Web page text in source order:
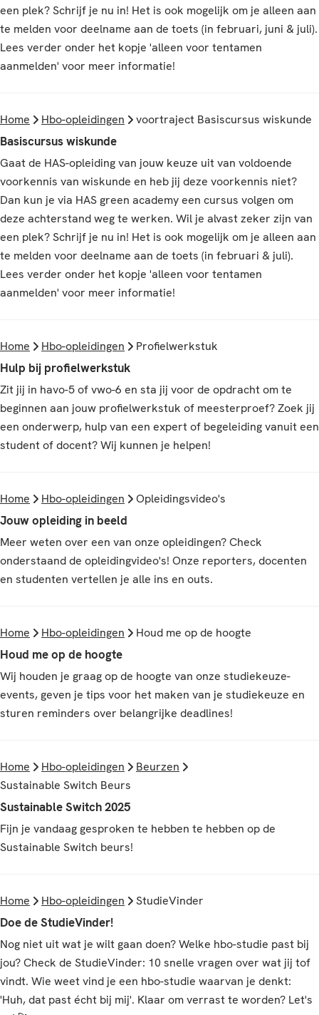
een plek? Schrijf je nu in! Het is ook mogelijk om je alleen aan
te melden voor deelname aan de toets (in februari, juni & juli).
Lees verder onder het kopje 'alleen voor tentamen
aanmelden' voor meer informatie!
Home Hbo-opleidingen voortraject Basiscursus wiskunde
Basiscursus wiskunde
Gaat de HAS-opleiding van jouw keuze uit van voldoende
voorkennis van wiskunde en heb jij deze voorkennis niet?
Dan kun je via HAS green academy een cursus volgen om
deze achterstand weg te werken. Wil je alvast zeker zijn van
een plek? Schrijf je nu in! Het is ook mogelijk om je alleen aan
te melden voor deelname aan de toets (in februari & juli).
Lees verder onder het kopje 'alleen voor tentamen
aanmelden' voor meer informatie!
Home Hbo-opleidingen Profielwerkstuk
Hulp bij profielwerkstuk
Zit jij in havo-5 of vwo-6 en sta jij voor de opdracht om te
beginnen aan jouw profielwerkstuk of meesterproef? Zoek jij
een onderwerp, hulp van een expert of begeleiding vanuit een
student of docent? Wij kunnen je helpen!
Home Hbo-opleidingen Opleidingsvideo's
Jouw opleiding in beeld
Meer weten over een van onze opleidingen? Check
onderstaand de opleidingvideo's! Onze reporters, docenten
en studenten vertellen je alle ins en outs.
Home Hbo-opleidingen Houd me op de hoogte
Houd me op de hoogte
Wij houden je graag op de hoogte van onze studiekeuze-
events, geven je tips voor het maken van je studiekeuze en
sturen reminders over belangrijke deadlines!
Home Hbo-opleidingen
Beurzen
Sustainable Switch Beurs
Sustainable Switch 2025
Fijn je vandaag gesproken te hebben te hebben op de
Sustainable Switch beurs!
Home Hbo-opleidingen StudieVinder
Doe de StudieVinder!
Nog niet uit wat je wilt gaan doen? Welke hbo-studie past bij
jou? Check de StudieVinder: 10 snelle vragen over wat jij tof
vindt. Wie weet vind je een hbo-studie waarvan je denkt:
'Huh, dat past écht bij mij'. Klaar om verrast te worden? Let's